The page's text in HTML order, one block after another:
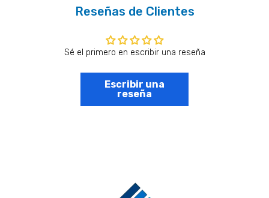
Reseñas de Clientes
Sé el primero en escribir una reseña
Escribir una
reseña